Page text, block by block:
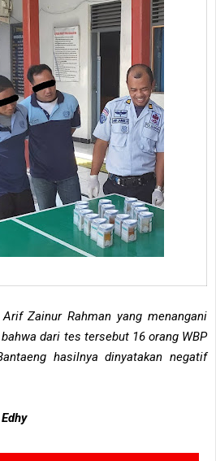
Zainur Rahman yang menangani
dari tes tersebut 16 orang WBP
hasilnya dinyatakan negatif